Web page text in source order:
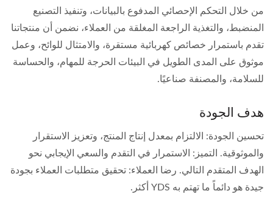
من خلال التحكم الإحصائي المدفوع بالبيانات، وتنفيذ التصنيع
المنضبط، والتغذية الراجعة المغلقة من العملاء، نضمن أن منتجاتنا
تقدم باستمرار خصائص كهربائية مستقرة، والامتثال للوائح، وعمل
موثوق على المدى الطويل في البيئات الحرجة للمهام، والحساسة
للسلامة، والمصنفة صناعيًا.
هدف الجودة
تحسين الجودة: الالتزام بمعدل إنتاج المنتج، وتعزيز الاستقرار
والموثوقية. التميز: الاستمرار في التقدم والسعي الإيجابي نحو
الهدف المتقدم التالي. رضا العملاء: تحقيق متطلبات العملاء بجودة
جيدة هو دائماً ما تهتم به YDS أكثر.